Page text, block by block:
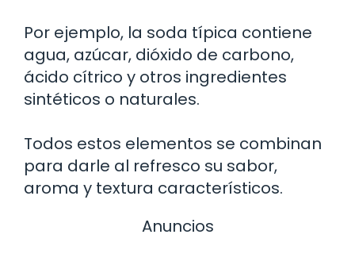
Por ejemplo, la soda típica contiene
agua, azúcar, dióxido de carbono,
ácido cítrico y otros ingredientes
sintéticos o naturales.
Todos estos elementos se combinan
para darle al refresco su sabor,
aroma y textura característicos.
Anuncios